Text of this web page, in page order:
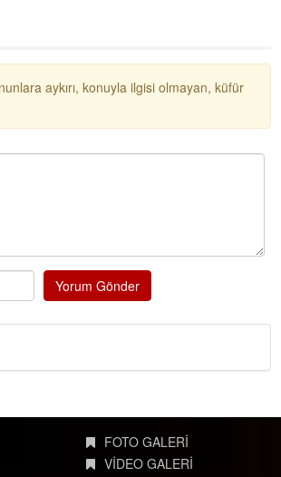
aykırı, konuyla ilgisi olmayan, küfür
Yorum Gönder
FOTO GALERİ
VİDEO GALERİ